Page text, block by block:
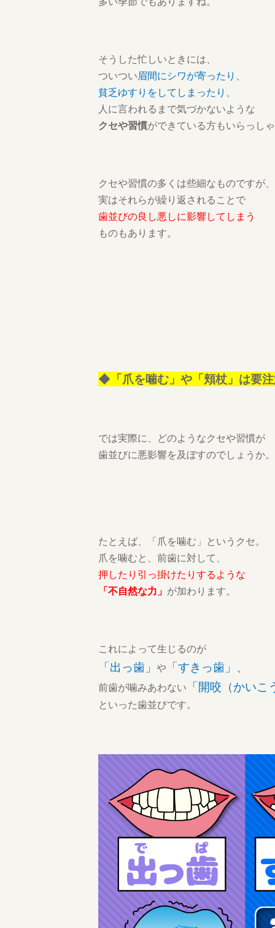
そうした忙しいときには、
ついつい眉間にシワが寄ったり、
貧乏ゆすりをしてしまったり、
人に言われるまで気づかないような
クセや習慣ができている方もいらっし
クセや習慣の多くは些細なものですが、
実はそれらが繰り返されることで
歯並びの良し悪しに影響してしまう
ものもあります。
◆「爪を噛む」や「頬杖」は要
では実際に、どのようなクセや習慣が
歯並びに悪影響を及ぼすのでしょうか。
たとえば、「爪を噛む」というクセ。
爪を噛むと、前歯に対して、
押したり引っ掛けたりするような
「不自然な力」 が加わります。
これによって生じるのが
「出っ歯」 や 「すきっ歯」、
前歯が噛みあわない 「開咬（かいこ
といった歯並びです。